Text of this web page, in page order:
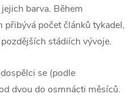
barva. Během
počet článků tykadel,
stádiích vývoje.
se (podle
dvou do osmnácti měsíců.